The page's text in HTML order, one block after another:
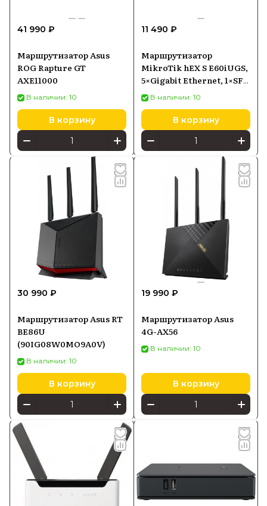
41 990 ₽
Маршрутизатор Asus
ROG Rapture GT
AXE11000
В наличии: 10
В корзину
11 490 ₽
Маршрутизатор
MikroTik hEX S E60iUGS,
5×Gigabit Ethernet, 1×SFP,
PoE-in
В наличии: 10
В корзину
30 990 ₽
Маршрутизатор Asus RT
BE86U
(90IG08W0MO9A0V)
В наличии: 10
В корзину
19 990 ₽
Маршрутизатор Asus
4G-AX56
В наличии: 10
В корзину